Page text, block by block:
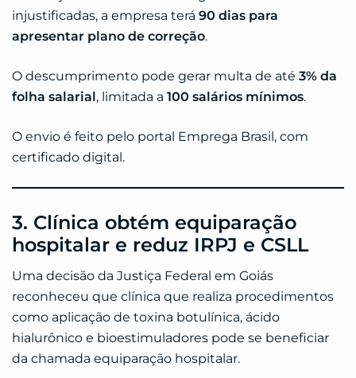
injustificadas, a empresa terá 90 dias para
apresentar plano de correção.
O descumprimento pode gerar multa de até 3% da
folha salarial, limitada a 100 salários mínimos.
O envio é feito pelo portal Emprega Brasil, com
certificado digital.
3. Clínica obtém equiparação
hospitalar e reduz IRPJ e CSLL
Uma decisão da Justiça Federal em Goiás
reconheceu que clínica que realiza procedimentos
como aplicação de toxina botulínica, ácido
hialurônico e bioestimuladores pode se beneficiar
da chamada equiparação hospitalar.